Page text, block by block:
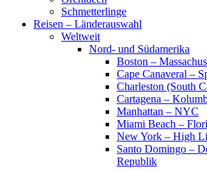
Schmetterlinge
Reisen – Länderauswahl
Weltweit
Nord- und Südamerika
Boston –
Cape Canaveral –
Charleston (South
Cartagena –
Manhattan – NYC
Miami Beach –
New York – High
Santo Domingo –
Republik